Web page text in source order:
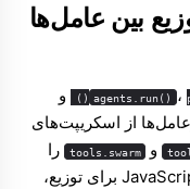
agents.run() ، و
از اسکریپت‌های
و tools.swarm
را
فعال کنید، سپس از جریان کنترل عادی JavaScript برای توزیع،